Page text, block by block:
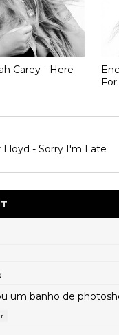
Carey - Here
Lloyd - Sorry I'm Late
um banho de